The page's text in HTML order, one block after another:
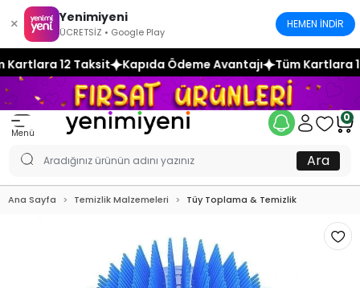
× Yenimiyeni
ÜCRETSİZ • Google Play
HEMEN İNDİR
Kapıda Ödeme Avantajı Tüm Kartlara 12 Taksit
Menü
0
Ara
Ana Sayfa Temizlik Malzemeleri Tüy Toplama & Temizlik